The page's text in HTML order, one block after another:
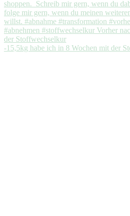
-15,5kg habe ich in 8 Wochen mit der